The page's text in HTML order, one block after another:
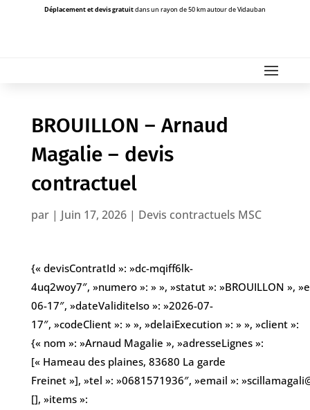
Déplacement et devis gratuitdans un rayon de 50 km autour de Vidauban
BROUILLON – Arnaud
Magalie – devis
contractuel
par | Juin 17, 2026| Devis contractuels MSC
{« devisContratId »: »dc-mqiff6lk-
4uq2woy7″, »numero »: » », »statut »: »BROUILLON »,
06-17″, »dateValiditeIso »: »2026-07-
17″, »codeClient »: » », »delaiExecution »: » », »client »:
{« nom »: »Arnaud Magalie », »adresseLignes »:
[« Hameau des plaines, 83680 La garde
Freinet »], »tel »: »0681571936″, »email »:
[], »items »: